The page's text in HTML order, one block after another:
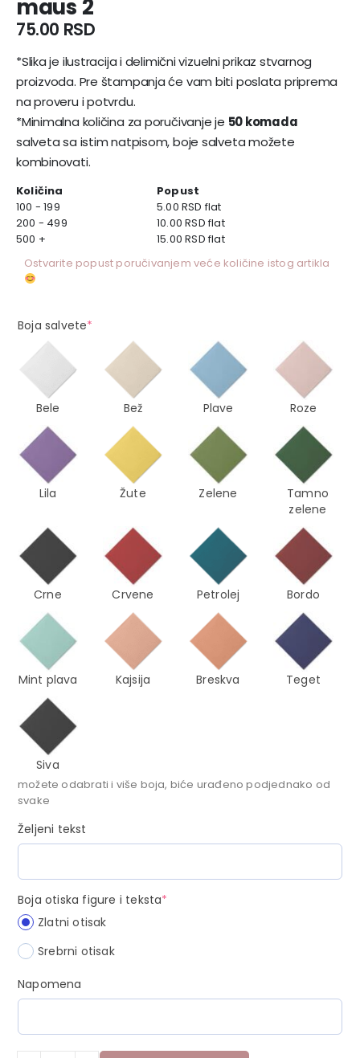
maus 2
75.00 RSD
*Slika je ilustracija i delimični vizuelni prikaz stvarnog
proizvoda. Pre štampanja će vam biti poslata priprema
na proveru i potvrdu.
*Minimalna količina za poručivanje je 50 komada
salveta sa istim natpisom, boje salveta možete
kombinovati.
Količina
Popust
100 - 199
5.00 RSD flat
200 - 499
10.00RSDflat
500 +
15.00RSDflat
Ostvarite popust poručivanjem veće količine istog artikla
Boja salvete*
Bele Bež Plave Roze
Lila Žute Zelene
Tamno
zelene
Crne Crvene Petrolej Bordo
Mint plava Kajsija Breskva Teget
Siva
možete odabrati i više boja, biće urađeno podjednako od
svake
Željeni tekst
Boja otiska figure i teksta*
Zlatni otisak
Srebrni otisak
Napomena